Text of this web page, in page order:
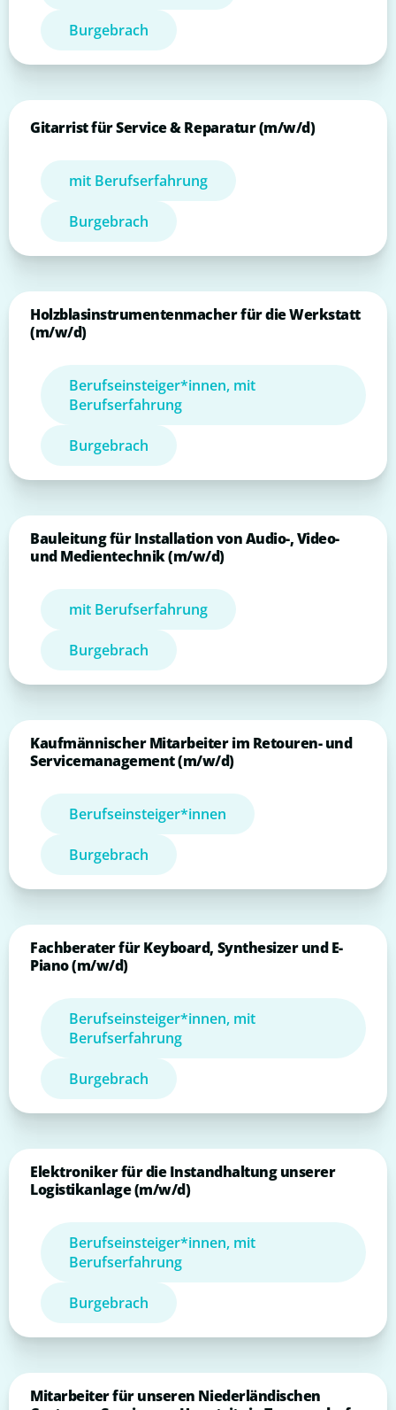
Burgebrach
Gitarrist für Service & Reparatur (m/w/d)
mit Berufserfahrung
Burgebrach
Holzblasinstrumentenmacher für die Werkstatt
(m/w/d)
Berufseinsteiger*innen, mit
Berufserfahrung
Burgebrach
Bauleitung für Installation von Audio-, Video-
und Medientechnik (m/w/d)
mit Berufserfahrung
Burgebrach
Kaufmännischer Mitarbeiter im Retouren- und
Servicemanagement (m/w/d)
Berufseinsteiger*innen
Burgebrach
Fachberater für Keyboard, Synthesizer und E-
Piano (m/w/d)
Berufseinsteiger*innen, mit
Berufserfahrung
Burgebrach
Elektroniker für die Instandhaltung unserer
Logistikanlage (m/w/d)
Berufseinsteiger*innen, mit
Berufserfahrung
Burgebrach
Mitarbeiter für unseren Niederländischen